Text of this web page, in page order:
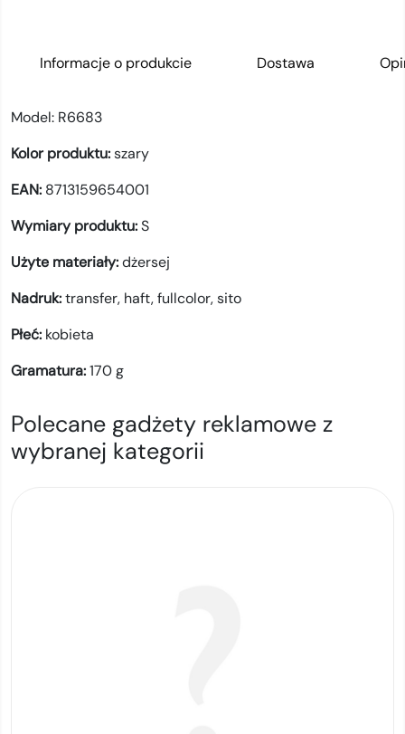
Informacje o produkcie Dostawa
Model: R6683
Kolor produktu:szary
EAN: 8713159654001
Wymiary produktu:S
Użyte materiały:dżersej
Nadruk:transfer, haft,fullcolor,sito
Płeć: kobieta
Gramatura:170g
Polecane gadżety reklamowe z
wybranej kategorii